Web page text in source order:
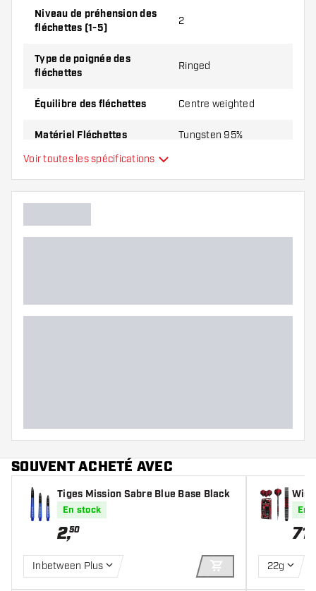
3 fléchettes, 3 ailettes et 3 tiges.
Niveau de préhension des
fléchettes (1-5)
2
Type de poignée des
fléchettes
Ringed
Équilibre des fléchettes Centre weighted
Matériel Fléchettes Tungsten 95%
Type du nez des fléchettes
Couleur des fléchettes
Voir toutes les spécifications
SOUVENT ACHETÉ AVEC
Tiges Mission Sabre Blue Base Black
En stock
2,50
Inbetween Plus
AJOUTER AU
En
71
22g